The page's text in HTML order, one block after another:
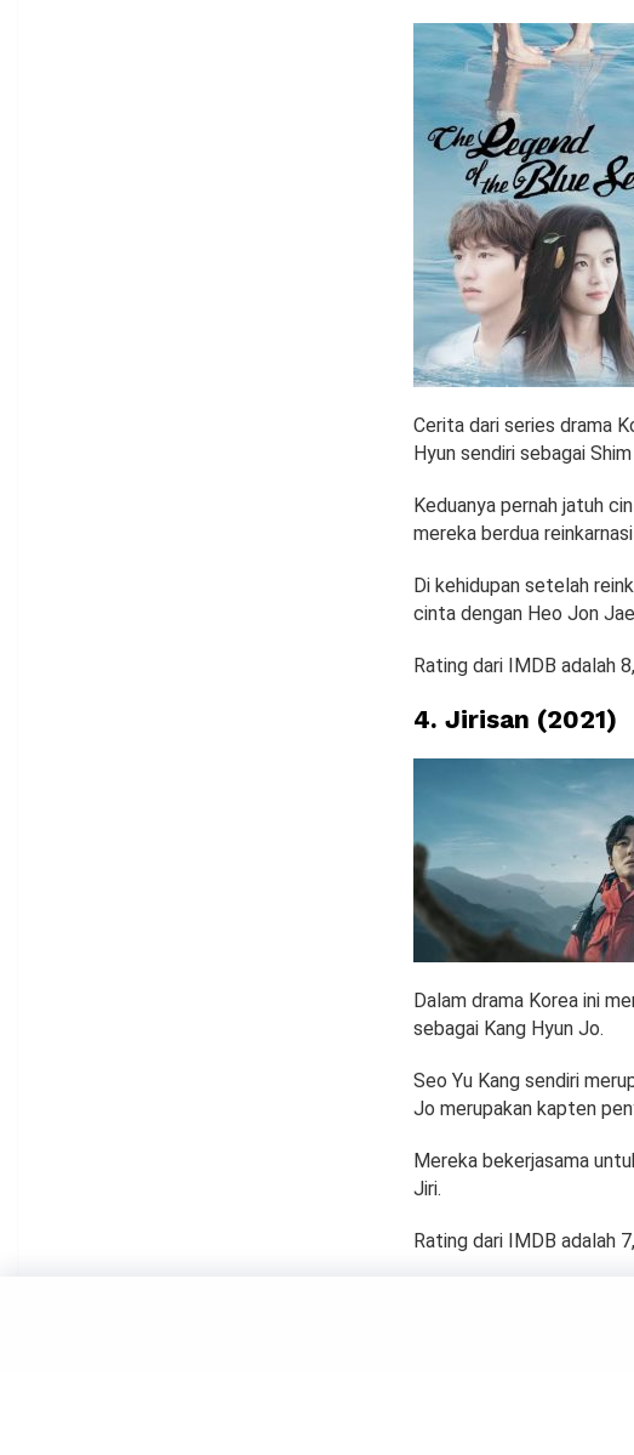
Cerita dari series drama
Hyun sendiri sebagai Shim
Keduanya pernah jatuh
mereka berdua
Di kehidupan setelah
cinta dengan Heo Jon
Rating dari IMDB adalah
4. Jirisan (2021)
Dalam drama Korea ini
sebagai Kang Hyun Jo.
Seo Yu Kang sendiri
Jo merupakan kapten
Mereka bekerjasama
Jiri.
Rating dari IMDB adalah